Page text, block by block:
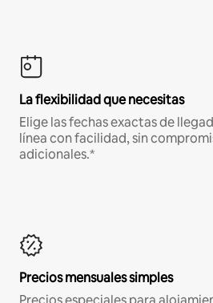
La flexibilidad que necesitas
Elige las fechas exactas de
línea con facilidad, sin
adicionales.*
Precios mensuales simples